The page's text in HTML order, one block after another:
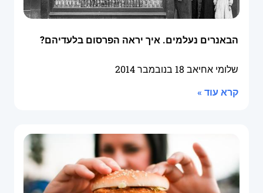
הבאנרים נעלמים. איך יראה הפרסום בלעדיהם?
שלומי אחיאב 18 בנובמבר 2014
קרא עוד »